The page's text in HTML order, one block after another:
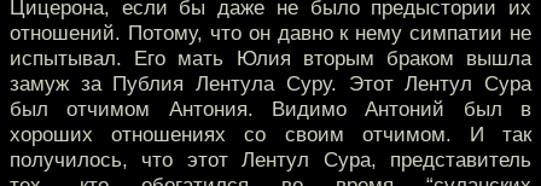
Цицерона, если бы даже не было предыстории их
отношений. Потому, что он давно к нему симпатии не
испытывал. Его мать Юлия вторым браком вышла
замуж за Публия Лентула Суру. Этот Лентул Сура
был отчимом Антония. Видимо Антоний был в
хороших отношениях со своим отчимом. И так
получилось, что этот Лентул Сура, представитель